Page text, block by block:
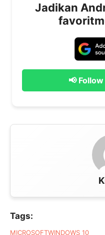
Jadikan
📢
Tags:
MICROSOFTWINDOWS 10